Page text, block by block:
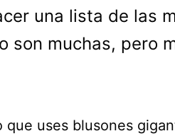
una lista de las
son muchas, pero
que uses blusones